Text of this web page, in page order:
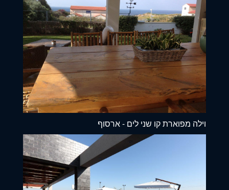
וילה מפוארת קו שני לים - ארסוף